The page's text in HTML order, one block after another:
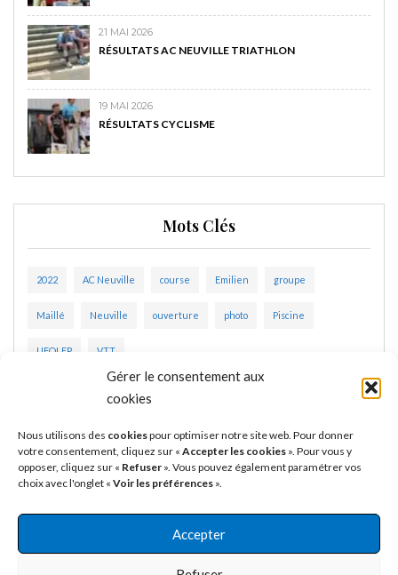
Gérer le consentement aux
cookies
Nous utilisons des cookiespour optimiser notre site web. Pour donner
votre consentement, cliquez sur « Accepter les cookies ». Pour vous y
opposer, cliquez sur « Refuser ». Vous pouvez également paramétrer vos
choix avec l'onglet « Voir les préférences ».
Accepter
21 MAI 2026
RÉSULTATS AC NEUVILLE TRIATHLON
19 MAI 2026
RÉSULTATS CYCLISME
Mots Clés
2022 AC Neuville course Emilien groupe
Maillé Neuville ouverture photo Piscine
UFOLEP VTT